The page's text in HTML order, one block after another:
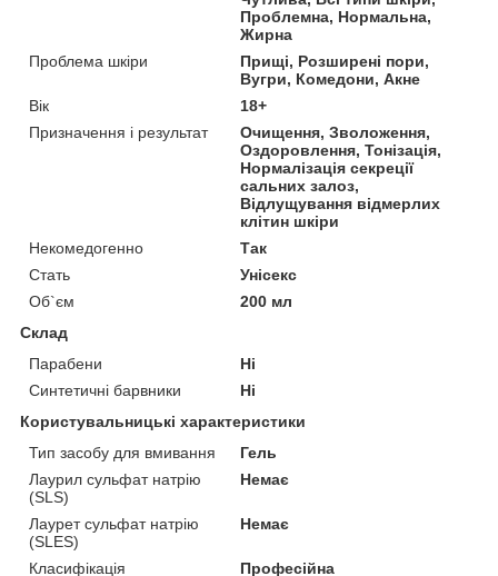
Проблемна, Нормальна,
Жирна
Проблема шкіри
Прищі, Розширені пори,
Вугри, Комедони, Акне
Вік
18+
Призначення і результат
Очищення, Зволоження,
Оздоровлення, Тонізація,
Нормалізація секреції
сальних залоз,
Відлущування відмерлих
клітин шкіри
Некомедогенно
Так
Стать
Унісекс
Об`єм
200 мл
Склад
Парабени
Ні
Синтетичні барвники
Ні
Користувальницькі характеристики
Тип засобу для вмивання
Гель
Лаурил сульфат натрію
(SLS)
Немає
Лаурет сульфат натрію
(SLES)
Немає
Класифікація
Професійна